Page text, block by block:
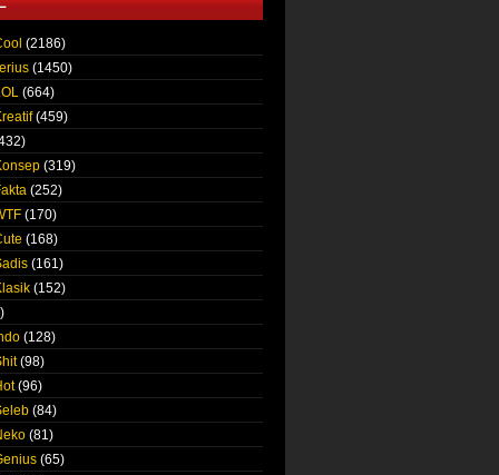
(2186)
(1450)
(664)
(459)
(319)
(252)
(170)
(168)
(161)
(152)
(128)
(98)
(96)
(84)
(81)
(65)